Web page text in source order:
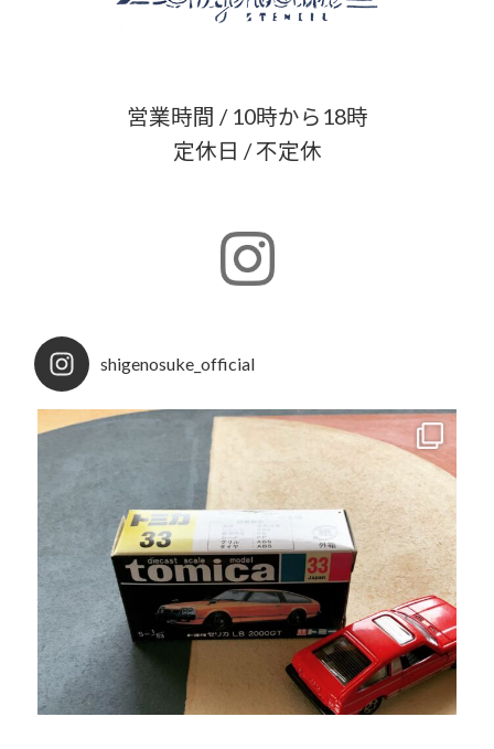
営業時間 / 10時から18時
定休日 / 不定休
shigenosuke_official